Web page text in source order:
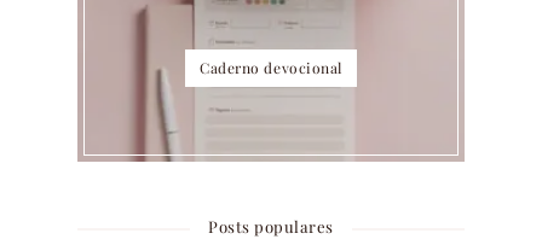
Caderno devocional
Posts populares